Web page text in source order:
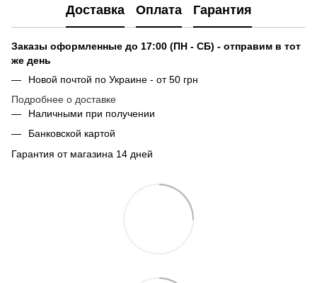
Доставка Оплата Гарантия
Заказы оформленные до 17:00 (ПН - СБ) - отправим в тот
же день
Новой почтой по Украине - от 50 грн
Подробнее о доставке
Наличными при получении
Банковской картой
Гарантия от магазина 14 дней